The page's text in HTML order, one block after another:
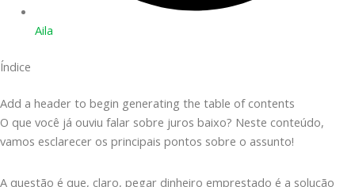
Aila
Índice
Add a header to begin generating the table of contents
O que você já ouviu falar sobre juros baixo? Neste conteúdo,
vamos esclarecer os principais pontos sobre o assunto!
A questão é que, claro, pegar dinheiro emprestado é a solução